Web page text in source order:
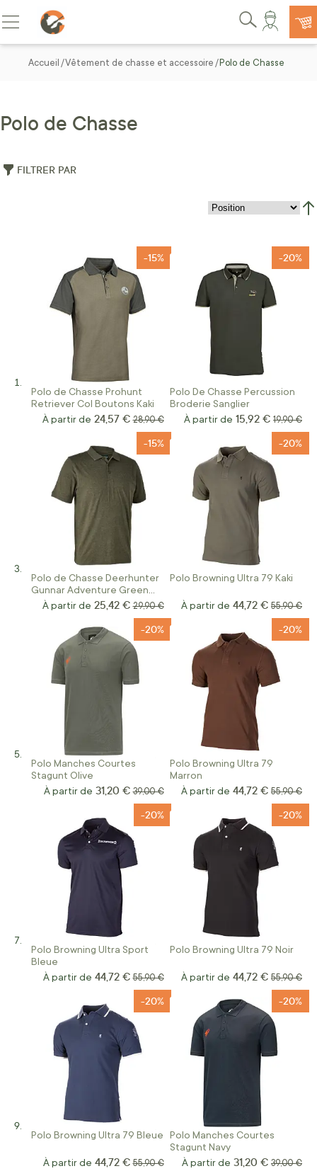
Allez au contenu
Basculer la navigation
Rechercher
Accueil Vêtement de chasse et accessoire Polo de Chasse
Polo de Chasse
FILTRER PAR
Polo de Chasse Prohunt
Retriever Col Boutons Kaki
-15%
À partir de 24,57 € Prix normal
28,90 €
Polo De Chasse Percussion
Broderie Sanglier
-20%
À partir de 15,92 € Prix
19,90 €
Polo de Chasse Deerhunter
Gunnar Adventure Green
Melange
-15%
À partir de 25,42 € Prix normal
29,90 €
Polo Browning Ultra 79 Kaki
-20%
À partir de 44,72 € Prix
55,90 €
Polo Manches Courtes
Stagunt Olive
-20%
À partir de 31,20 € Prix normal
39,00 €
Polo Browning Ultra 79
Marron
-20%
À partir de 44,72 € Prix
55,90 €
Polo Browning Ultra Sport
Bleue
-20%
À partir de 44,72 € Prix normal
55,90 €
Polo Browning Ultra 79 Noir
-20%
À partir de 44,72 € Prix
55,90 €
Polo Browning Ultra 79 Bleue
-20%
À partir de 44,72 € Prix normal
55,90 €
Polo Manches Courtes
Stagunt Navy
-20%
À partir de 31,20 € Prix
39,00 €